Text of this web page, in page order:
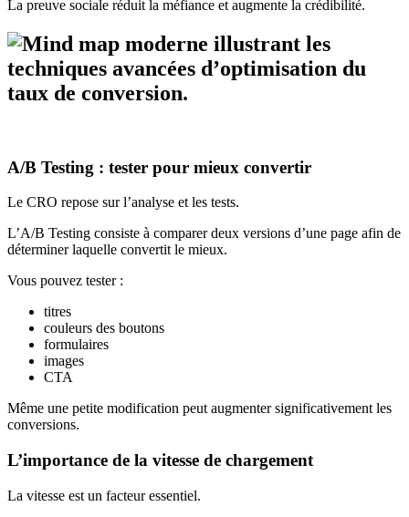
La preuve sociale réduit la méfiance et augmente la crédibilité.
A/B Testing : tester pour mieux convertir
Le CRO repose sur l’analyse et les tests.
L’A/B Testing consiste à comparer deux versions d’une page afin de
déterminer laquelle convertit le mieux.
Vous pouvez tester :
titres
couleurs des boutons
formulaires
images
CTA
Même une petite modification peut augmenter significativement les
conversions.
L’importance de la vitesse de chargement
La vitesse est un facteur essentiel.